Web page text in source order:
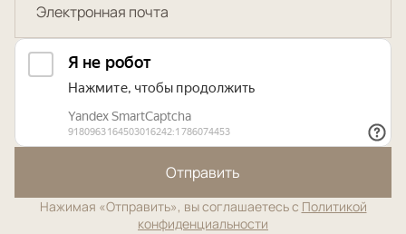
Отправить
Нажимая «Отправить», вы соглашаетесь с Политикой
конфиденциальности